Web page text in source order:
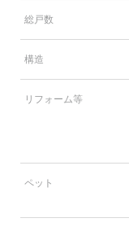
総戸数
構造
リフォーム等
ペット